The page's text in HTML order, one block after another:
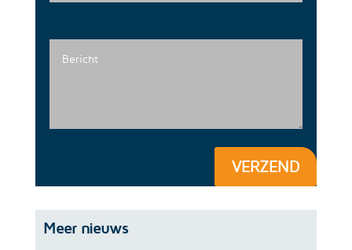
VERZEND
Meer nieuws